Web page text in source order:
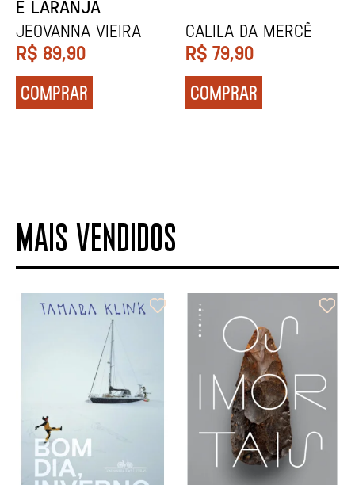
John Berger
R$ 84,90
COMPRAR
Didier Eribon
R$ 129,90
COMPRAR
MAIS VENDIDOS